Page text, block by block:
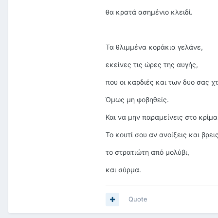
θα κρατά ασημένιο κλειδί.
Τα θλιμμένα κοράκια γελάνε,
εκείνες τις ώρες της αυγής,
που οι καρδιές και των δυο σας
Όμως μη φοβηθείς.
Και να μην παραμείνεις στο
Το κουτί σου αν ανοίξεις και
το στρατιώτη από μολύβι,
και σύρμα.
Quote